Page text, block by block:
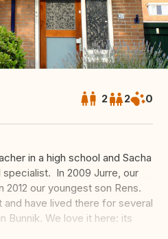
2 2 0
in a high school and Sacha
In 2009 Jurre, our
our youngest son Rens.
have lived there for several
Bunnik. We love it here: its